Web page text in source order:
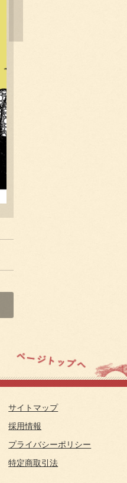
サイトマップ
採用情報
プライバシーポリシー
特定商取引法